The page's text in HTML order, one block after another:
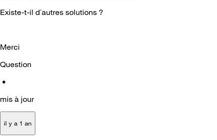
Existe-t-il d´autres solutions ?
Merci
Question
•
mis à jour
il y a 1 an